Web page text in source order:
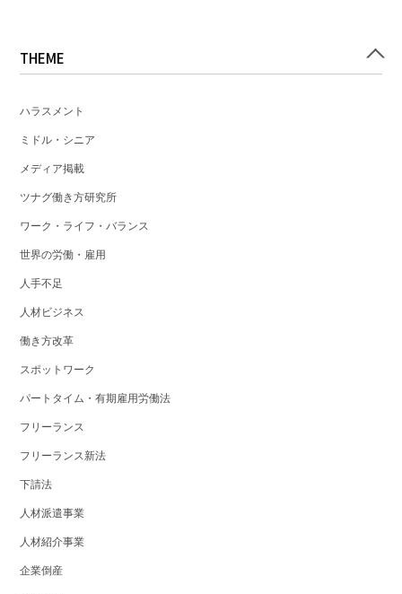
THEME
ハラスメント
ミドル・シニア
メディア掲載
ツナグ働き方研究所
ワーク・ライフ・バランス
世界の労働・雇用
人手不足
人材ビジネス
働き方改革
スポットワーク
パートタイム・有期雇用労働法
フリーランス
フリーランス新法
下請法
人材派遣事業
人材紹介事業
企業倒産